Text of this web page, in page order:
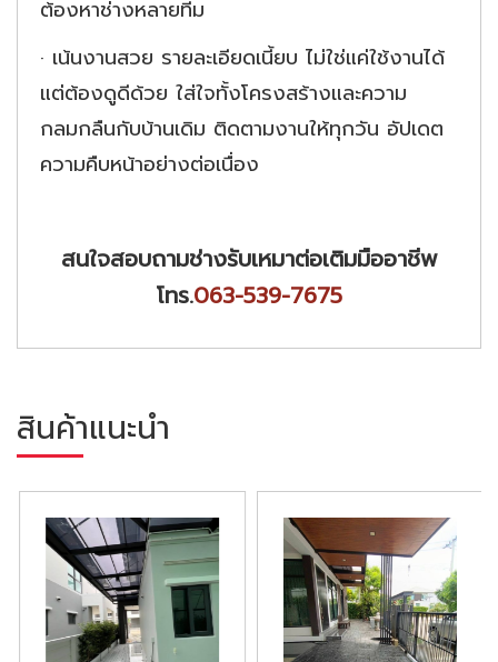
ต้องหาช่างหลายทีม
· เน้นงานสวย รายละเอียดเนี้ยบ ไม่ใช่แค่ใช้งานได้
แต่ต้องดูดีด้วย ใส่ใจทั้งโครงสร้างและความ
กลมกลืนกับบ้านเดิม ติดตามงานให้ทุกวัน อัปเดต
ความคืบหน้าอย่างต่อเนื่อง
สนใจสอบถามช่างรับเหมาต่อเติมมืออาชีพ
โทร.063-539-7675
สินค้าแนะนำ